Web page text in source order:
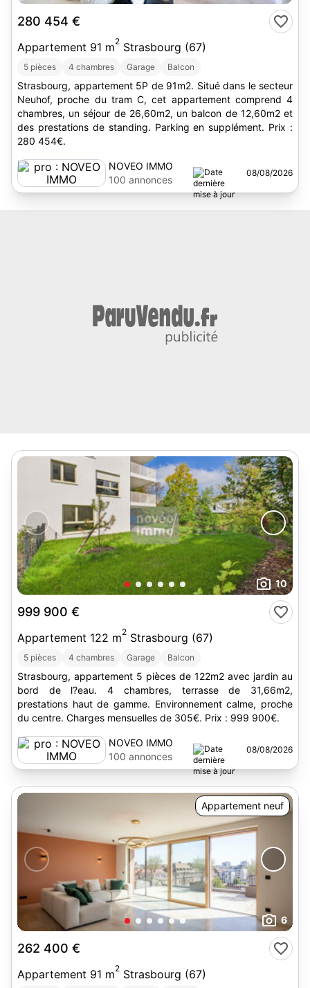
280 454 €
Appartement 91 m2 Strasbourg (67)
5 pièces 4 chambres Garage Balcon
Strasbourg, appartement 5P de 91m2. Situé dans le secteur
Neuhof, proche du tram C, cet appartement comprend 4
chambres, un séjour de 26,60m2, un balcon de 12,60m2 et
des prestations de standing. Parking en supplément. Prix :
280 454€.
NOVEO IMMO
100 annonces
08/08/2026
10
999 900 €
Appartement 122 m2 Strasbourg (67)
5 pièces 4 chambres Garage Balcon
Strasbourg, appartement 5 pièces de 122m2 avec jardin au
bord de l?eau. 4 chambres, terrasse de 31,66m2,
prestations haut de gamme. Environnement calme, proche
du centre. Charges mensuelles de 305€. Prix : 999 900€.
NOVEO IMMO
100 annonces
08/08/2026
Appartement neuf
6
262 400 €
Appartement 91 m2 Strasbourg (67)